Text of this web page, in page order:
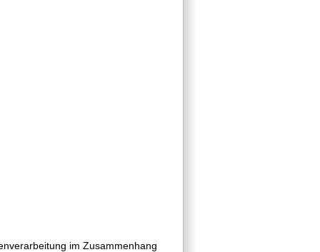
im Zusammenhang